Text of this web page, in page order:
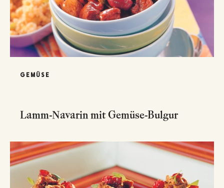
GEMÜSE
Lamm-Navarin mit Gemüse-Bulgur